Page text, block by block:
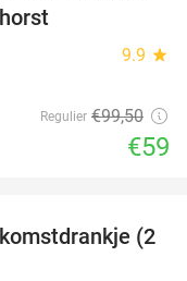
9.9 star
Regulier €99,50
€59
34%
(2